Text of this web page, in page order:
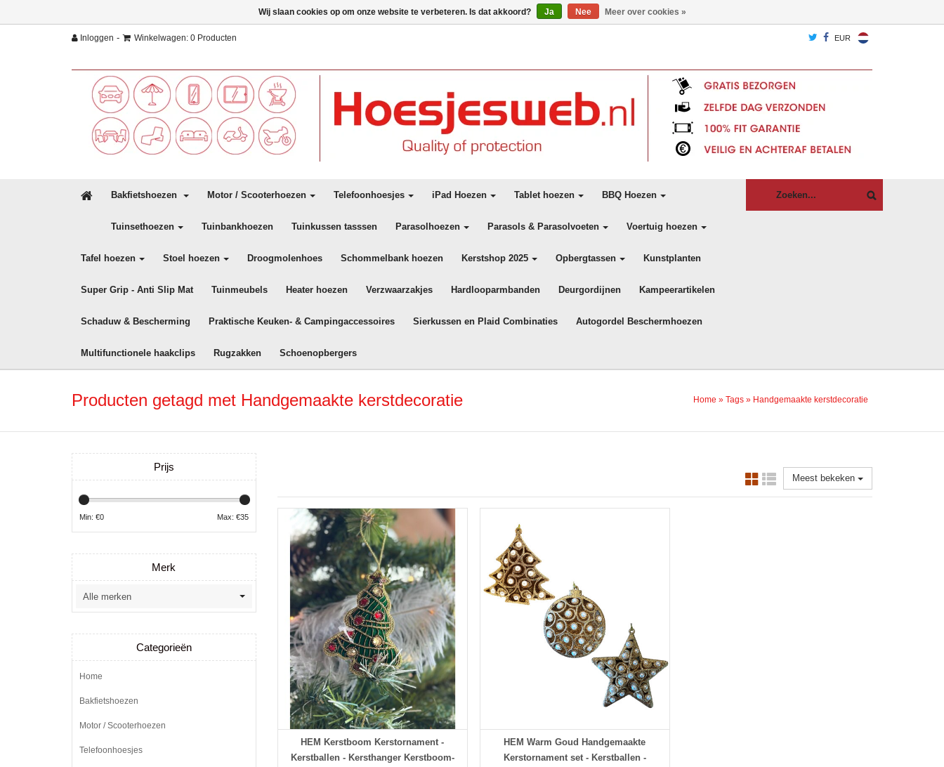
Inloggen - Winkelwagen: 0 Producten EUR
Bakfietshoezen Motor / Scooterhoezen Telefoonhoesjes iPad Hoezen Tablet hoezen BBQ Hoezen
Tuinsethoezen Tuinbankhoezen Tuinkussen tasssen Parasolhoezen Parasols & Parasolvoeten Voertuig hoezen
Tafel hoezen Stoel hoezen Droogmolenhoes Schommelbank hoezen Kerstshop 2025 Opbergtassen Kunstplanten
Super Grip - Anti Slip Mat Tuinmeubels Heater hoezen Verzwaarzakjes Hardlooparmbanden Deurgordijnen Kampeerartikelen
Schaduw & Bescherming Praktische Keuken- & Campingaccessoires Sierkussen en Plaid Combinaties Autogordel Beschermhoezen
Multifunctionele haakclips Rugzakken Schoenopbergers
Producten getagd met Handgemaakte kerstdecoratie Home » Tags » Handgemaakte kerstdecoratie
Meest bekeken
HEM Kerstboom Kerstornament -
Kerstballen - Kersthanger Kerstboom-
HEM Warm Goud Handgemaakte
Kerstornament set - Kerstballen -
Prijs
Min: €0 Max: €35
Merk
Categorieën
Home
Bakfietshoezen
Motor / Scooterhoezen
Telefoonhoesjes
Wij slaan cookies op om onze website te verbeteren. Is dat akkoord? Ja Nee Meer over cookies »